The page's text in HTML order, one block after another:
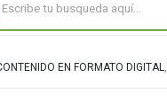
EN FORMATO DIGITAL,